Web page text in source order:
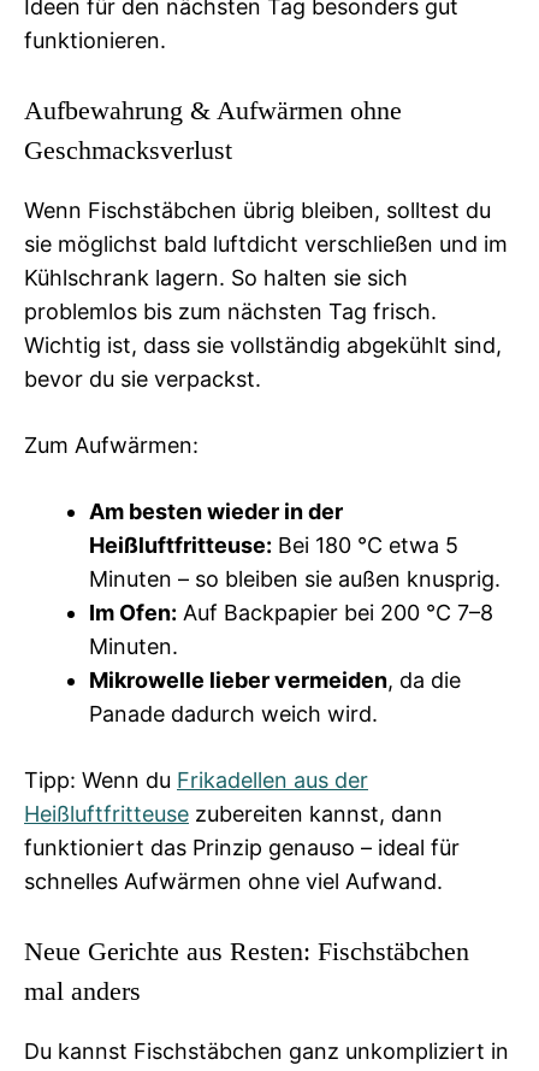
Ideen für den nächsten Tag besonders gut
funktionieren.
Aufbewahrung & Aufwärmen ohne
Geschmacksverlust
Wenn Fischstäbchen übrig bleiben, solltest du
sie möglichst bald luftdicht verschließen und im
Kühlschrank lagern. So halten sie sich
problemlos bis zum nächsten Tag frisch.
Wichtig ist, dass sie vollständig abgekühlt sind,
bevor du sie verpackst.
Zum Aufwärmen:
Am besten wieder in der
Heißluftfritteuse: Bei 180 °C etwa 5
Minuten – so bleiben sie außen knusprig.
Im Ofen: Auf Backpapier bei 200 °C 7–8
Minuten.
Mikrowelle lieber vermeiden, da die
Panade dadurch weich wird.
Tipp: Wenn du Frikadellen aus der
Heißluftfritteuse zubereiten kannst, dann
funktioniert das Prinzip genauso – ideal für
schnelles Aufwärmen ohne viel Aufwand.
Neue Gerichte aus Resten: Fischstäbchen
mal anders
Du kannst Fischstäbchen ganz unkompliziert in